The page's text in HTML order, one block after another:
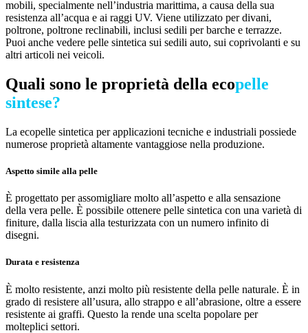
mobili, specialmente nell’industria marittima, a causa della sua
resistenza all’acqua e ai raggi UV. Viene utilizzato per divani,
poltrone, poltrone reclinabili, inclusi sedili per barche e terrazze.
Puoi anche vedere pelle sintetica sui sedili auto, sui coprivolanti e su
altri articoli nei veicoli.
Quali sono le proprietà della ecopelle
sintese?
La ecopelle sintetica per applicazioni tecniche e industriali possiede
numerose proprietà altamente vantaggiose nella produzione.
Aspetto simile alla pelle
È progettato per assomigliare molto all’aspetto e alla sensazione
della vera pelle. È possibile ottenere pelle sintetica con una varietà di
finiture, dalla liscia alla testurizzata con un numero infinito di
disegni.
Durata e resistenza
È molto resistente, anzi molto più resistente della pelle naturale. È in
grado di resistere all’usura, allo strappo e all’abrasione, oltre a essere
resistente ai graffi. Questo la rende una scelta popolare per
molteplici settori.